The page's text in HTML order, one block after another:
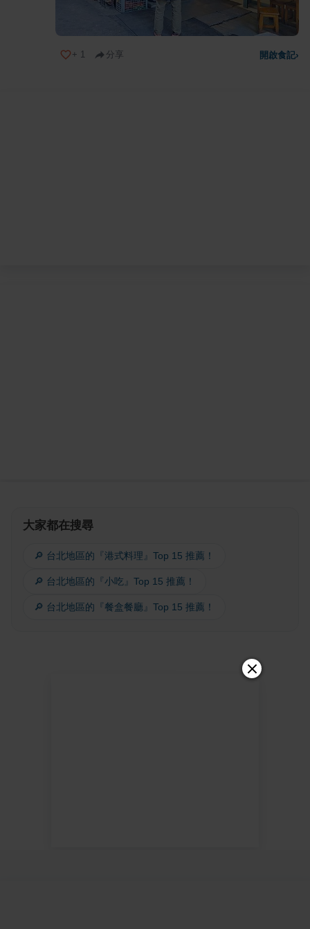
+ 1 分享 開啟食記›
大家都在搜尋
🔎 台北地區的『港式料理』Top 15 推薦！
🔎 台北地區的『小吃』Top 15 推薦！
🔎 台北地區的『餐盒餐廳』Top 15 推薦！